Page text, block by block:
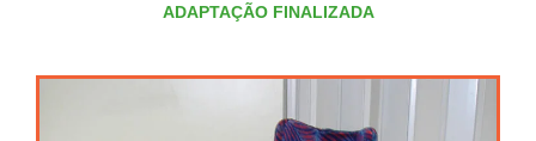
ADAPTAÇÃO FINALIZADA